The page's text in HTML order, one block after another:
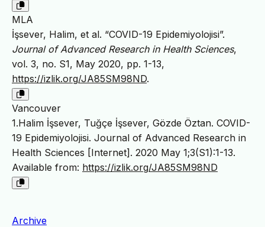
MLA
İşsever, Halim, et al. “COVID-19 Epidemiyolojisi”.
Journal of Advanced Research in Health Sciences,
vol. 3, no. S1, May 2020, pp. 1-13,
https://izlik.org/JA85SM98ND.
Vancouver
1.Halim İşsever, Tuğçe İşsever, Gözde Öztan. COVID-
19 Epidemiyolojisi. Journal of Advanced Research in
Health Sciences [Internet]. 2020 May 1;3(S1):1-13.
Available from: https://izlik.org/JA85SM98ND
Archive